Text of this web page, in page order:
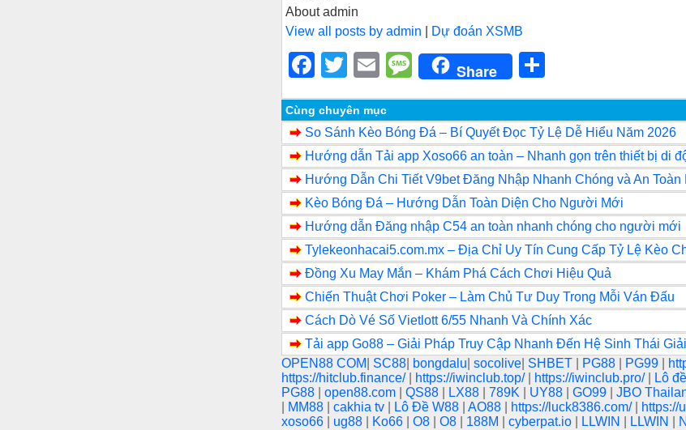
About admin
View all posts by admin
Dự đoán XSMB
F
a
c
e
b
o
o
k
T
wi
tt
er
E
m
ail
M
e
ss
a
g
e
Share
h
ar
e
Cùng chuyên mục
So Sánh Kèo Bóng Đá – Bí Quyết Đọc Tỷ Lệ Dễ Hiểu Năm 2026
Hướng dẫn Tải app Xoso66 an toàn – Nhanh gọn trên thiết bị di
Hướng Dẫn Chi Tiết V9bet Đăng Nhập Nhanh Chóng và An Toàn
Kèo Bóng Đá – Hướng Dẫn Toàn Diện Cho Người Mới
Hướng dẫn Đăng nhập C54 an toàn nhanh chóng cho người mới
Tylekeonhacai5.com.mx – Địa Chỉ Uy Tín Cung Cấp Tỷ Lệ Kèo
Đồng Xu May Mắn – Khám Phá Cách Chơi Hiệu Quả
Chiến Thuật Chơi Poker – Làm Chủ Tư Duy Trong Mỗi Ván Đấu
Cách Dò Vé Số Vietlott 6/55 Nhanh Và Chính Xác
Tải app Go88 – Giải Pháp Truy Cập Nhanh Đến Hệ Sinh Thái
OPEN88 COM
SC88 bongdalu socolive SHBET PG88 PG99
https://hitclub.finance/
https://iwinclub.top/ https://iwinclub.pro/ Lô
PG88
open88.com QS88 LX88 789K UY88 GO99 JBO
MM88 cakhia tv Lô Đề W88 AO88 https://luck8386.com/ https://
xoso66
ug88 Ko66 O8 O8 188M cyberpat.io LLWIN LLWIN